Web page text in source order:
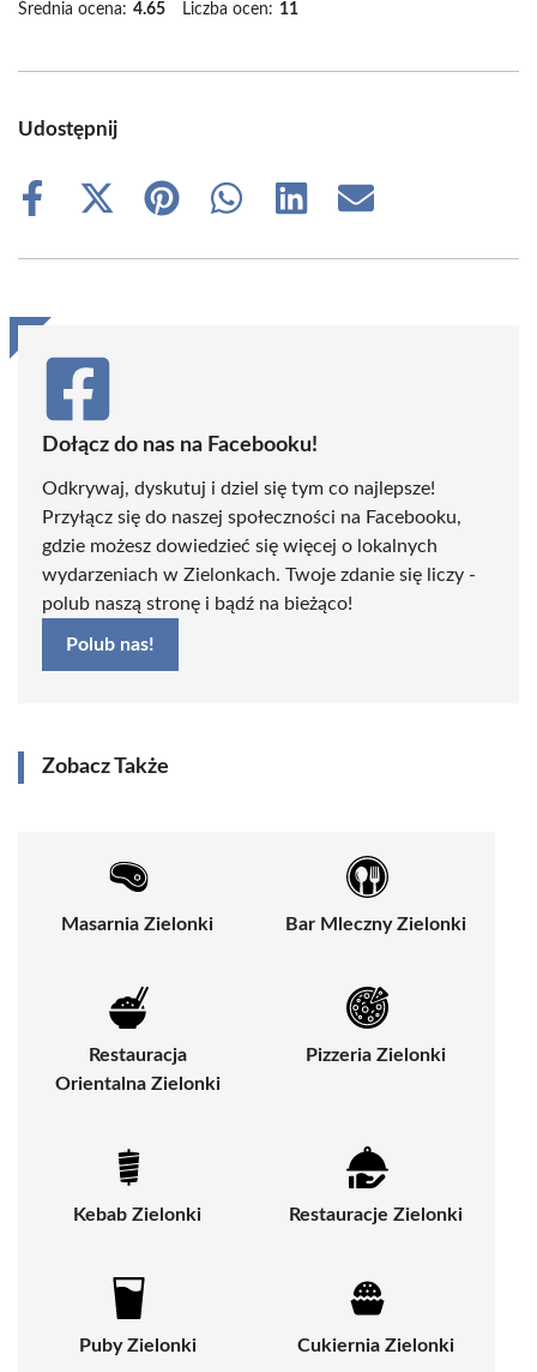
Średnia ocena: 4.65 Liczba ocen: 11
Udostępnij
Share
Share
(Twitter)
Share
Share
Share
Share
Dołącz do nas na Facebooku!
Odkrywaj, dyskutuj i dziel się tym co najlepsze!
Przyłącz się do naszej społeczności na Facebooku,
gdzie możesz dowiedzieć się więcej o lokalnych
wydarzeniach w Zielonkach. Twoje zdanie się liczy -
polub naszą stronę i bądź na bieżąco!
Polub nas!
Zobacz Także
Masarnia Zielonki Bar Mleczny Zielonki
Restauracja
Orientalna Zielonki
Pizzeria Zielonki
Kebab Zielonki Restauracje Zielonki
Puby Zielonki Cukiernia Zielonki